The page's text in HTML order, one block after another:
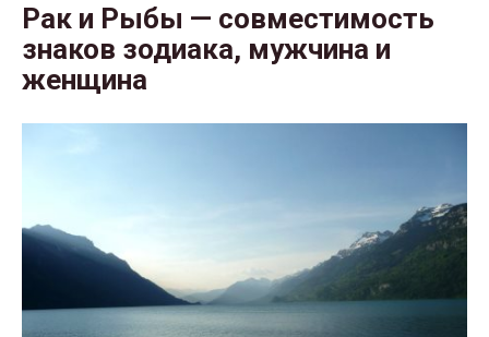
Рак и Рыбы — совместимость
знаков зодиака, мужчина и
женщина